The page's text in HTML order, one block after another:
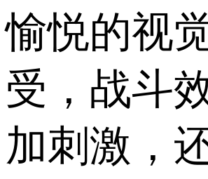
愉悦的视
受，战斗
加刺激，